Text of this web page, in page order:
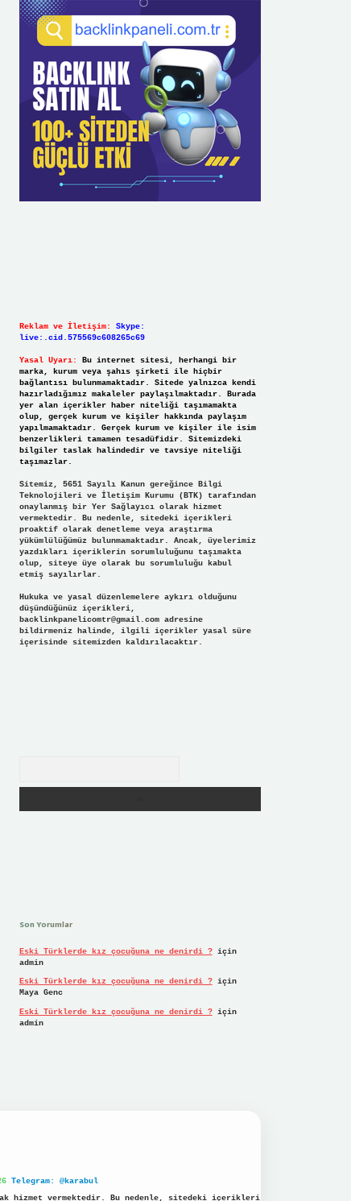
Reklam ve İletişim:
Skype:
live:.cid.575569c608265c69
Yasal Uyarı:
Bu internet sitesi, herhangi bir
marka, kurum veya şahıs şirketi ile hiçbir
bağlantısı bulunmamaktadır. Sitede yalnızca kendi
hazırladığımız makaleler paylaşılmaktadır. Burada
yer alan içerikler haber niteliği taşımamakta
olup, gerçek kurum ve kişiler hakkında paylaşım
yapılmamaktadır. Gerçek kurum ve kişiler ile isim
benzerlikleri tamamen tesadüfidir. Sitemizdeki
bilgiler taslak halindedir ve tavsiye niteliği
taşımazlar.
Sitemiz, 5651 Sayılı Kanun gereğince Bilgi
Teknolojileri ve İletişim Kurumu (BTK) tarafından
onaylanmış bir Yer Sağlayıcı olarak hizmet
vermektedir. Bu nedenle, sitedeki içerikleri
proaktif olarak denetleme veya araştırma
yükümlülüğümüz bulunmamaktadır. Ancak, üyelerimiz
yazdıkları içeriklerin sorumluluğunu taşımakta
olup, siteye üye olarak bu sorumluluğu kabul
etmiş sayılırlar.
Hukuka ve yasal düzenlemelere aykırı olduğunu
düşündüğünüz içerikleri,
backlinkpanelicomtr@gmail.comadresine
bildirmeniz halinde, ilgili içerikler yasal süre
içerisinde sitemizden kaldırılacaktır.
Son Yorumlar
Eski Türklerde kız çocuğuna ne denirdi ?için
admin
Eski Türklerde kız çocuğuna ne denirdi ?için
Maya Genc
Eski Türklerde kız çocuğuna ne denirdi ?için
admin
Telegram: @karabul
hizmet vermektedir. Bu nedenle, sitedeki içerikleri